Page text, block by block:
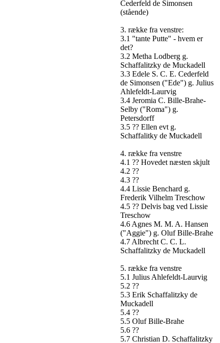
Cederfeld de Simonsen
(stående)
3. række fra venstre:
3.1 "tante Putte" - hvem er
det?
3.2 Metha Lodberg g.
Schaffalitzky de Muckadell
3.3 Edele S. C. E. Cederfeld
de Simonsen ("Ede") g. Julius
Ahlefeldt-Laurvig
3.4 Jeromia C. Bille-Brahe-
Selby ("Roma") g.
Petersdorff
3.5 ?? Ellen evt g.
Schaffalitky de Muckadell
4. række fra venstre
4.1 ?? Hovedet næsten skjult
4.2 ??
4.3 ??
4.4 Lissie Benchard g.
Frederik Vilhelm Treschow
4.5 ?? Delvis bag ved Lissie
Treschow
4.6 Agnes M. M. A. Hansen
("Aggie") g. Oluf Bille-Brahe
4.7 Albrecht C. C. L.
Schaffalitzky de Muckadell
5. række fra venstre
5.1 Julius Ahlefeldt-Laurvig
5.2 ??
5.3 Erik Schaffalitzky de
Muckadell
5.4 ??
5.5 Oluf Bille-Brahe
5.6 ??
5.7 Christian D. Schaffalitzky